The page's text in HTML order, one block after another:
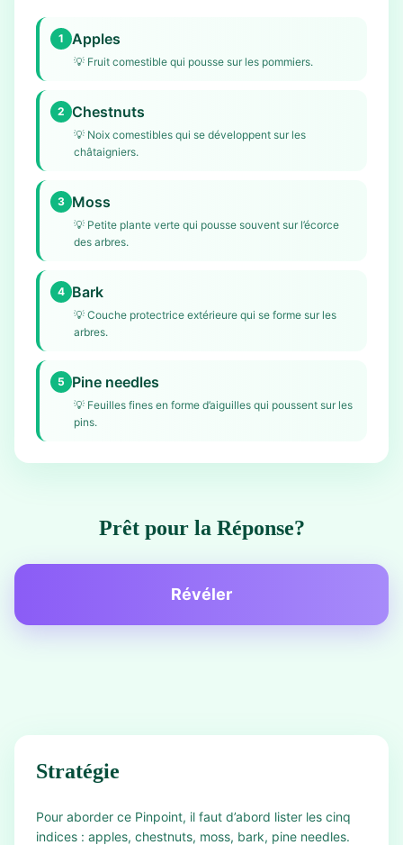
1 Apples
💡 Fruit comestible qui pousse sur les pommiers.
2 Chestnuts
💡 Noix comestibles qui se développent sur les
châtaigniers.
3 Moss
💡 Petite plante verte qui pousse souvent sur l’écorce
des arbres.
4 Bark
💡 Couche protectrice extérieure qui se forme sur les
arbres.
5 Pine needles
💡 Feuilles fines en forme d’aiguilles qui poussent sur les
pins.
Prêt pour la Réponse?
Révéler
Stratégie
Pour aborder ce Pinpoint, il faut d’abord lister les cinq
indices : apples, chestnuts, moss, bark, pine needles.